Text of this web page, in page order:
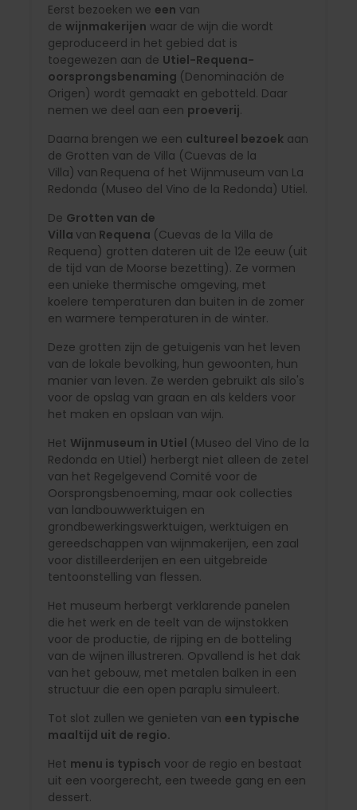
Eerst bezoeken we een van
de wijnmakerijen waar de wijn die wordt
geproduceerd in het gebied dat is
toegewezen aan de Utiel-Requena-
oorsprongsbenaming (Denominación de
Origen) wordt gemaakt en gebotteld. Daar
nemen we deel aan een proeverij.
Daarna brengen we een cultureel bezoek aan
de Grotten van de Villa (Cuevas de la
Villa) van Requena of het Wijnmuseum van La
Redonda (Museo del Vino de la Redonda) Utiel.
De Grotten van de
Villa van Requena (Cuevas de la Villa de
Requena) grotten dateren uit de 12e eeuw (uit
de tijd van de Moorse bezetting). Ze vormen
een unieke thermische omgeving, met
koelere temperaturen dan buiten in de zomer
en warmere temperaturen in de winter.
Deze grotten zijn de getuigenis van het leven
van de lokale bevolking, hun gewoonten, hun
manier van leven. Ze werden gebruikt als silo's
voor de opslag van graan en als kelders voor
het maken en opslaan van wijn.
Het Wijnmuseum in Utiel (Museo del Vino de la
Redonda en Utiel) herbergt niet alleen de zetel
van het Regelgevend Comité voor de
Oorsprongsbenoeming, maar ook collecties
van landbouwwerktuigen en
grondbewerkingswerktuigen, werktuigen en
gereedschappen van wijnmakerijen, een zaal
voor distilleerderijen en een uitgebreide
tentoonstelling van flessen.
Het museum herbergt verklarende panelen
die het werk en de teelt van de wijnstokken
voor de productie, de rijping en de botteling
van de wijnen illustreren. Opvallend is het dak
van het gebouw, met metalen balken in een
structuur die een open paraplu simuleert.
Tot slot zullen we genieten van een typische
maaltijd uit de regio.
Het menu is typisch voor de regio en bestaat
uit een voorgerecht, een tweede gang en een
dessert.